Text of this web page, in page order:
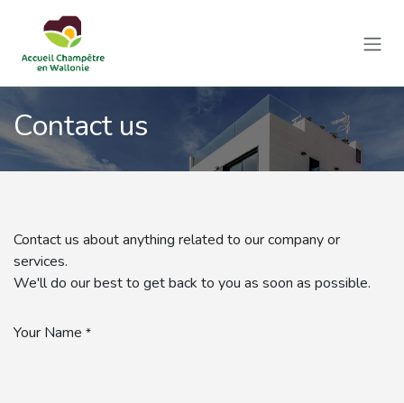
Contact us
Contact us about anything related to our company or
services.
We'll do our best to get back to you as soon as possible.
Your Name *